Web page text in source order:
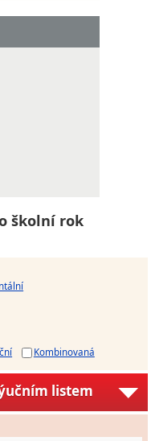
školní rok
Kombinovaná
listem